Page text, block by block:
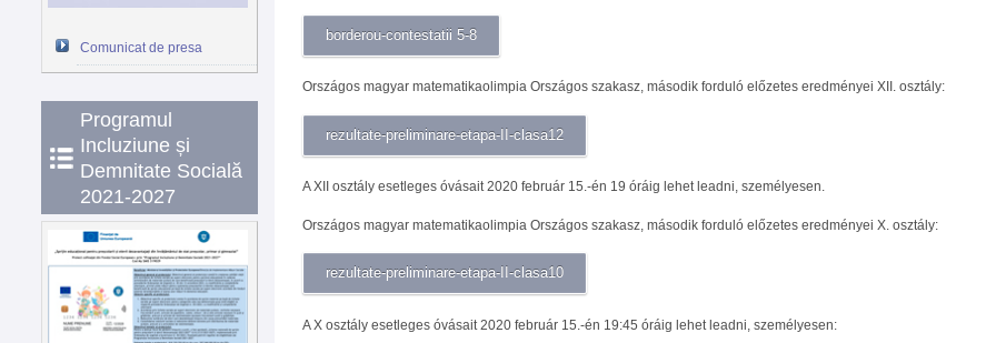
Comunicat de presa
Programul
Incluziune și
Demnitate Socială
2021-2027
borderou-contestatii 5-8
Országos magyar matematikaolimpia Országos szakasz, második forduló előzetes eredményei XII. osztály:
rezultate-preliminare-etapa-II-clasa12
A XII osztály esetleges óvásait 2020 február 15.-én 19 óráig lehet leadni, személyesen.
Országos magyar matematikaolimpia Országos szakasz, második forduló előzetes eredményei X. osztály:
rezultate-preliminare-etapa-II-clasa10
A X osztály esetleges óvásait 2020 február 15.-én 19:45 óráig lehet leadni, személyesen: